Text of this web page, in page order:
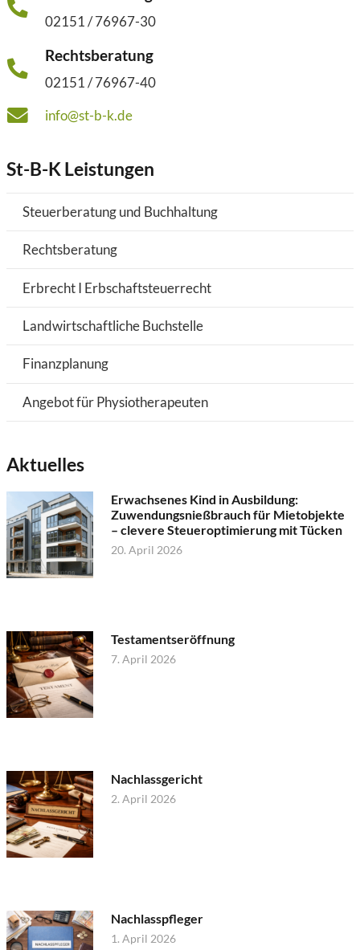
02151 / 76967-30
Rechtsberatung
02151 / 76967-40
info@st-b-k.de
St-B-K Leistungen
Steuerberatung und Buchhaltung
Rechtsberatung
Erbrecht I Erbschaftsteuerrecht
Landwirtschaftliche Buchstelle
Finanzplanung
Angebot für Physiotherapeuten
Aktuelles
Erwachsenes Kind in Ausbildung:
Zuwendungsnießbrauch für Mietobjekte
– clevere Steueroptimierung mit Tücken
20. April 2026
Testamentseröffnung
7. April 2026
Nachlassgericht
2. April 2026
Nachlasspfleger
1. April 2026